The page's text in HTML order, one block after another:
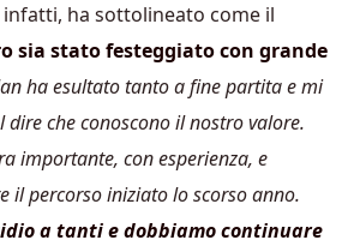
ha sottolineato come il
sia stato festeggiato con grande
ha esultato tanto a fine partita e mi
dire che conoscono il nostro valore.
importante, con esperienza, e
il percorso iniziato lo scorso anno.
a tanti e dobbiamo continuare